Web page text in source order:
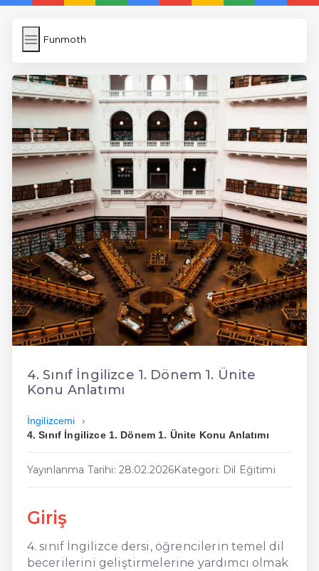
Funmoth
Funmoth
Link Kısaltma
WP Cache
Anasayfa
5 Günde İngilizce
İngilizce
Dil Eğitimi
En Hızlı İngilizce
En Kolay İngilizce
En Ucuz İngilizce
En Uygun İngilizce
4. Sınıf İngilizce 1. Dönem 1. Ünite
Konu Anlatımı
İngilizcemi
4. Sınıf İngilizce 1. Dönem 1. Ünite Konu Anlatımı
Yayınlanma Tarihi: 28.02.2026Kategori: Dil Eğitimi
Giriş
4. sınıf İngilizce dersi, öğrencilerin temel dil
becerilerini geliştirmelerine yardımcı olmak